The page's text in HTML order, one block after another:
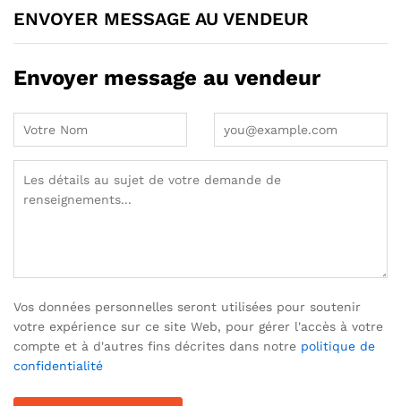
ENVOYER MESSAGE AU VENDEUR
Envoyer message au vendeur
Vos données personnelles seront utilisées pour soutenir
votre expérience sur ce site Web, pour gérer l'accès à votre
compte et à d'autres fins décrites dans notre politique de
confidentialité